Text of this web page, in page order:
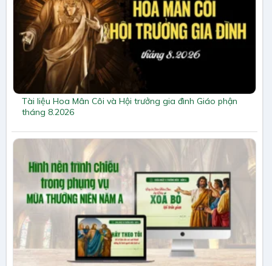
Tài liệu Hoa Mân Côi và Hội trưởng gia đình Giáo phận
tháng 8.2026